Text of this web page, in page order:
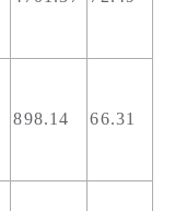
898.14 66.31